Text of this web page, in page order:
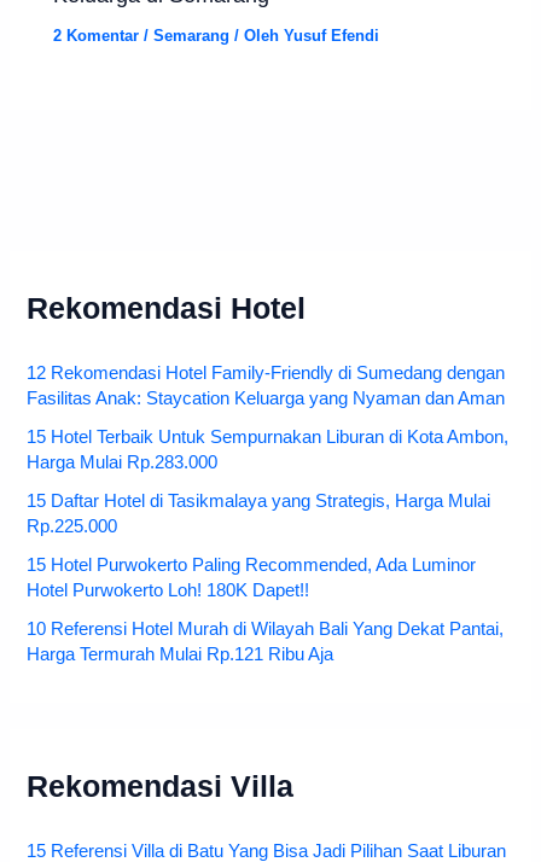
2 Komentar /Semarang / OlehYusuf Efendi
Rekomendasi Hotel
12 Rekomendasi Hotel Family-Friendly di Sumedang dengan
Fasilitas Anak: Staycation Keluarga yang Nyaman dan Aman
15 Hotel Terbaik Untuk Sempurnakan Liburan di Kota Ambon,
Harga Mulai Rp.283.000
15 Daftar Hotel di Tasikmalaya yang Strategis, Harga Mulai
Rp.225.000
15 Hotel Purwokerto Paling Recommended, Ada Luminor
Hotel Purwokerto Loh! 180K Dapet!!
10 Referensi Hotel Murah di Wilayah Bali Yang Dekat Pantai,
Harga Termurah Mulai Rp.121 Ribu Aja
Rekomendasi Villa
15 Referensi Villa di Batu Yang Bisa Jadi Pilihan Saat Liburan